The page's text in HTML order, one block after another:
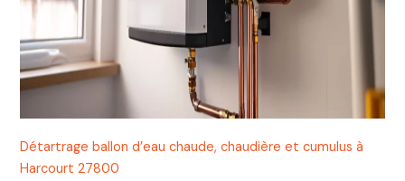
Détartrage ballon d’eau chaude, chaudière et cumulus à
Harcourt 27800